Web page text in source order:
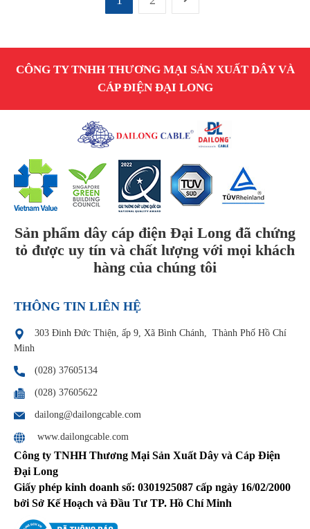
CÔNG TY TNHH THƯƠNG MẠI SẢN XUẤT DÂY VÀ
CÁP ĐIỆN ĐẠI LONG
Sản phẩm dây cáp điện Đại Long đã chứng
tỏ được uy tín và chất lượng với mọi khách
hàng của chúng tôi
THÔNG TIN LIÊN HỆ
303 Đinh Đức Thiện, ấp 9, Xã Bình Chánh, Thành Phố Hồ Chí
Minh
(028) 37605134
(028) 37605622
dailong@dailongcable.com
www.dailongcable.com
Công ty TNHH Thương Mại Sản Xuất Dây và Cáp Điện
Đại Long
Giấy phép kinh doanh số: 0301925087 cấp ngày 16/02/2000
bởi Sở Kế Hoạch và Đầu Tư TP. Hồ Chí Minh